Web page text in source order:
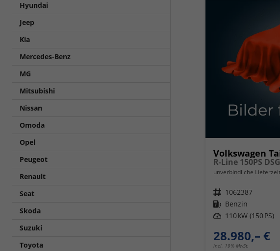
Volkswagen
unverbindliche
Fahrzeugnr. 1062387
Kraftstoff Benzin
Leistung 110 kW (150 PS)
28.980,– €
incl. 19% MwSt.
Hyundai
Jeep
Kia
Mercedes-Benz
MG
Mitsubishi
Nissan
Omoda
Opel
Peugeot
Renault
Seat
Skoda
Suzuki
Toyota